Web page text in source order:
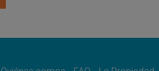
como misión al